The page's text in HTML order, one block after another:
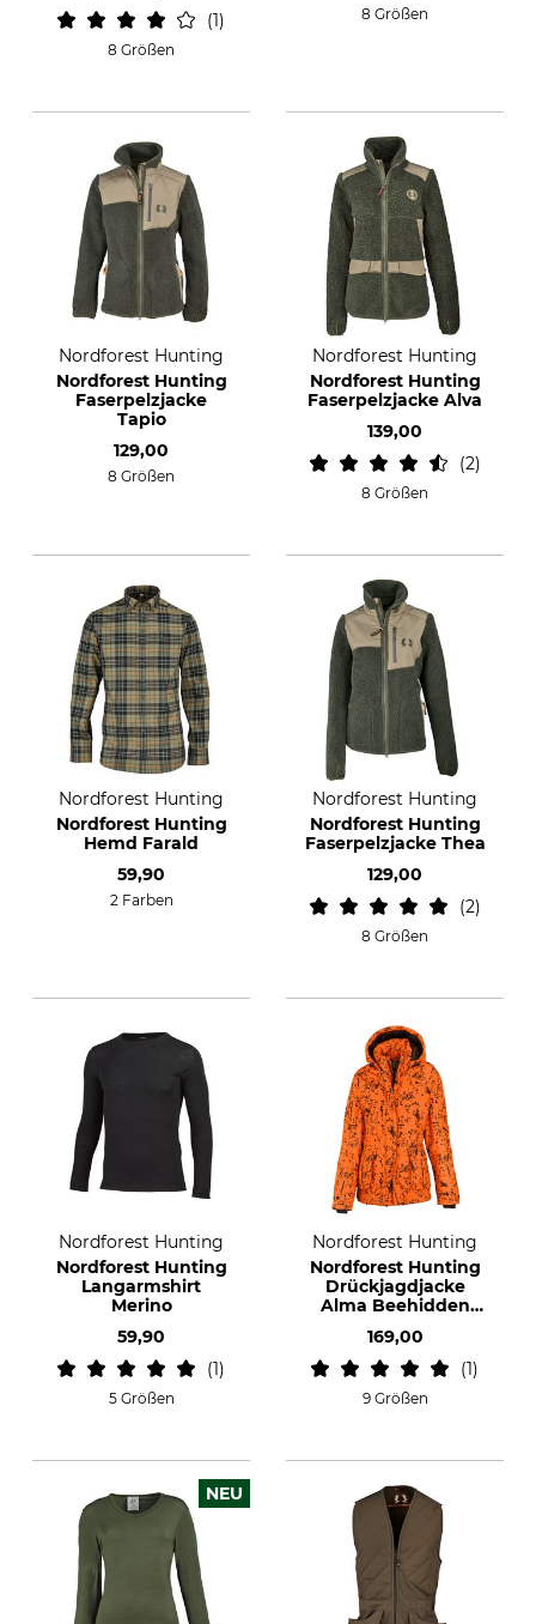
1
8 Größen
8 Größen
Nordforest Hunting
Nordforest Hunting
Faserpelzjacke
Tapio
129,00
8 Größen
Nordforest Hunting
Nordforest Hunting
Faserpelzjacke Alva
139,00
2
8 Größen
Nordforest Hunting
Nordforest Hunting
Hemd Farald
59,90
2 Farben
Nordforest Hunting
Nordforest Hunting
Faserpelzjacke Thea
129,00
2
8 Größen
Nordforest Hunting
Nordforest Hunting
Langarmshirt
Merino
59,90
1
5 Größen
Nordforest Hunting
Nordforest Hunting
Drückjagdjacke
Alma Beehidden
169,00
1
9 Größen
NEU